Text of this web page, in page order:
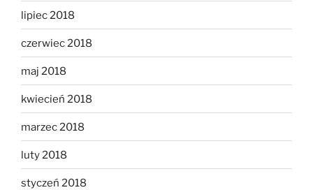
lipiec 2018
czerwiec 2018
maj 2018
kwiecień 2018
marzec 2018
luty 2018
styczeń 2018